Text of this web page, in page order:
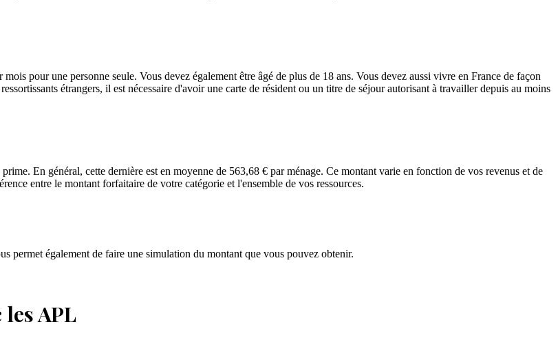
pour une personne seule. Vous devez également être âgé de plus de 18 ans. Vous devez aussi vivre en France de façon
étrangers, il est nécessaire d'avoir une carte de résident ou un titre de séjour autorisant à travailler depuis au moins
En général, cette dernière est en moyenne de 563,68 € par ménage. Ce montant varie en fonction de vos revenus et de
entre le montant forfaitaire de votre catégorie et l'ensemble de vos ressources.
permet également de faire une simulation du montant que vous pouvez obtenir.
APL